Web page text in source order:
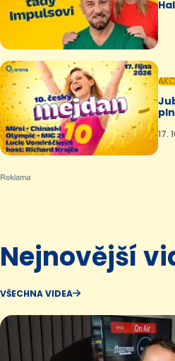
17.
Nejnovější
VŠECHNA VIDEA